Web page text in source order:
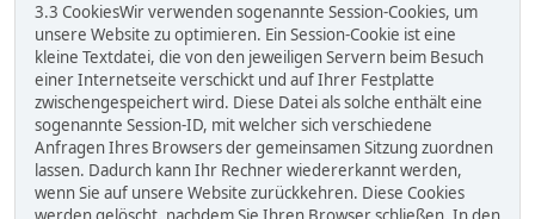
3.3 CookiesWir verwenden sogenannte Session-Cookies, um
unsere Website zu optimieren. Ein Session-Cookie ist eine
kleine Textdatei, die von den jeweiligen Servern beim Besuch
einer Internetseite verschickt und auf Ihrer Festplatte
zwischengespeichert wird. Diese Datei als solche enthält eine
sogenannte Session-ID, mit welcher sich verschiedene
Anfragen Ihres Browsers der gemeinsamen Sitzung zuordnen
lassen. Dadurch kann Ihr Rechner wiedererkannt werden,
wenn Sie auf unsere Website zurückkehren. Diese Cookies